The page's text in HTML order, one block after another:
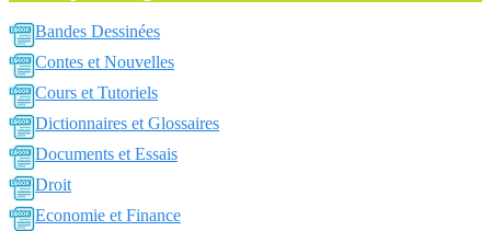
Bandes Dessinées
Contes et Nouvelles
Cours et Tutoriels
Dictionnaires et Glossaires
Documents et Essais
Droit
Economie et Finance